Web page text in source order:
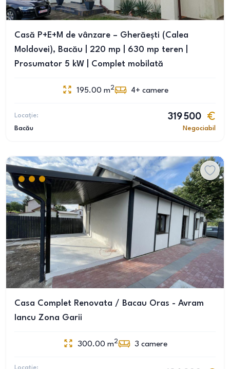
Casă P+E+M de vânzare – Gherăești (Calea
Moldovei), Bacău | 220 mp | 630 mp teren |
Prosumator 5 kW | Complet mobilată
195.00 m2 4+ camere
Locație:
Bacău
319 500
Negociabil
Casa Complet Renovata / Bacau Oras - Avram
Iancu Zona Garii
300.00 m2 3 camere